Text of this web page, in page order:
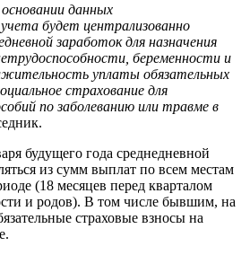
данных
будет централизованно
заработок для назначения
беременности и
уплаты обязательных
страхование для
по заболеванию или травме в
будущего года среднедневной
из сумм выплат по всем местам
(18 месяцев перед кварталом
и родов). В том числе бывшим, на
страховые взносы на